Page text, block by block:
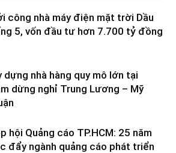
công nhà máy điện mặt trời Dầu
5, vốn đầu tư hơn 7.700 tỷ đồng
dựng nhà hàng quy mô lớn tại
dừng nghỉ Trung Lương – Mỹ
hội Quảng cáo TP.HCM: 25 năm
đẩy ngành quảng cáo phát triển